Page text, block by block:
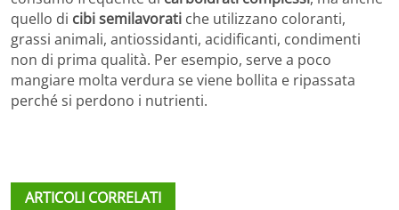
quello di cibi semilavorati che utilizzano coloranti,
grassi animali, antiossidanti, acidificanti, condimenti
non di prima qualità. Per esempio, serve a poco
mangiare molta verdura se viene bollita e ripassata
perché si perdono i nutrienti.
ARTICOLI CORRELATI